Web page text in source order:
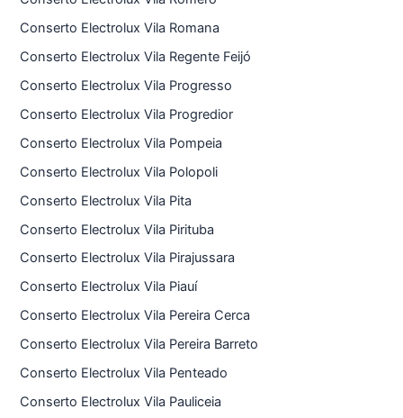
Conserto Electrolux Vila Romana
Conserto Electrolux Vila Regente Feijó
Conserto Electrolux Vila Progresso
Conserto Electrolux Vila Progredior
Conserto Electrolux Vila Pompeia
Conserto Electrolux Vila Polopoli
Conserto Electrolux Vila Pita
Conserto Electrolux Vila Pirituba
Conserto Electrolux Vila Pirajussara
Conserto Electrolux Vila Piauí
Conserto Electrolux Vila Pereira Cerca
Conserto Electrolux Vila Pereira Barreto
Conserto Electrolux Vila Penteado
Conserto Electrolux Vila Pauliceia